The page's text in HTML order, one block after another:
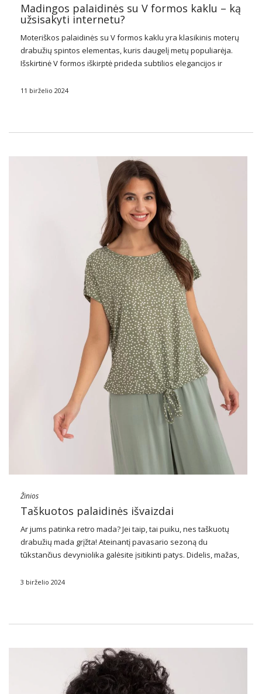
Madingos palaidinės su V formos kaklu – ką
užsisakyti internetu?
Moteriškos palaidinės su V formos kaklu yra klasikinis moterų
drabužių spintos elementas, kuris daugelį metų populiarėja.
Išskirtinė V formos iškirptė prideda subtilios elegancijos ir
progoms. Šios
11 birželio 2024
Žinios
Taškuotos palaidinės išvaizdai
Ar jums patinka retro mada? Jei taip, tai puiku, nes taškuotų
drabužių mada grįžta! Ateinantį pavasario sezoną du
tūkstančius devyniolika galėsite įsitikinti patys. Didelis, mažas,
drabužių. Štai kodėl šiandien mes apžvelgsime …
3 birželio 2024